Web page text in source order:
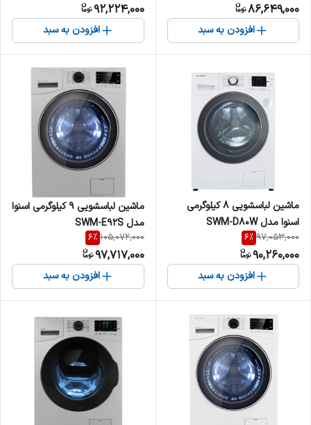
86,649,000
افزودن به سبد
92,224,000
افزودن به سبد
ماشین لباسشویی 8 کیلوگرمی
اسنوا مدل SWM-D80W
97,053,000
6%
90,260,000
افزودن به سبد
ماشین لباسشویی 9 کیلوگرمی اسنوا
مدل SWM-E92S
105,072,000
6%
97,717,000
افزودن به سبد